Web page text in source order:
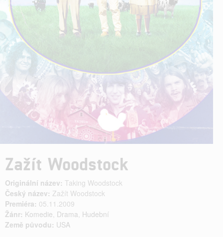
Zažít Woodstock
Originální název: Taking Woodstock
Český název: Zažít Woodstock
Premiéra: 05.11.2009
Žánr: Komedie, Drama, Hudební
Země původu: USA